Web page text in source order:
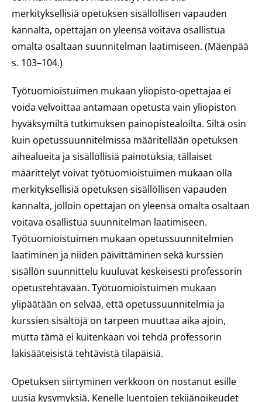
merkityksellisiä opetuksen sisällöllisen vapauden
kannalta, opettajan on yleensä voitava osallistua
omalta osaltaan suunnitelman laatimiseen. (Mäenpää
s. 103–104.)
Työtuomioistuimen mukaan yliopisto-opettajaa ei
voida velvoittaa antamaan opetusta vain yliopiston
hyväksymiltä tutkimuksen painopistealoilta. Siltä osin
kuin opetussuunnitelmissa määritellään opetuksen
aihealueita ja sisällöllisiä painotuksia, tällaiset
määrittelyt voivat työtuomioistuimen mukaan olla
merkityksellisiä opetuksen sisällöllisen vapauden
kannalta, jolloin opettajan on yleensä omalta osaltaan
voitava osallistua suunnitelman laatimiseen.
Työtuomioistuimen mukaan opetussuunnitelmien
laatiminen ja niiden päivittäminen sekä kurssien
sisällön suunnittelu kuuluvat keskeisesti professorin
opetustehtävään. Työtuomioistuimen mukaan
ylipäätään on selvää, että opetussuunnitelmia ja
kurssien sisältöjä on tarpeen muuttaa aika ajoin,
mutta tämä ei kuitenkaan voi tehdä professorin
lakisääteisistä tehtävistä tilapäisiä.
Opetuksen siirtyminen verkkoon on nostanut esille
uusia kysymyksiä. Kenelle luentojen tekijänoikeudet